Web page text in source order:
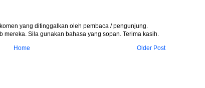
yang ditinggalkan oleh pembaca / pengunjung.
Sila gunakan bahasa yang sopan. Terima kasih.
Older Post
Home